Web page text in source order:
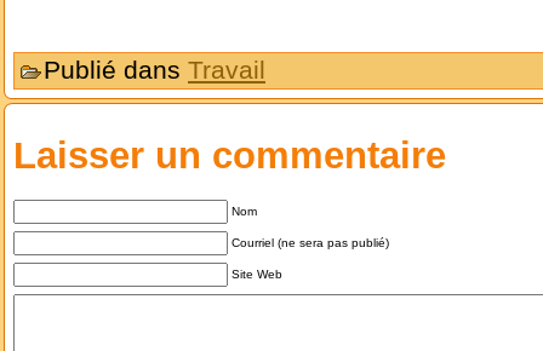
Publié dans Travail
Laisser un commentaire
Nom
Courriel (ne sera pas publié)
Site Web